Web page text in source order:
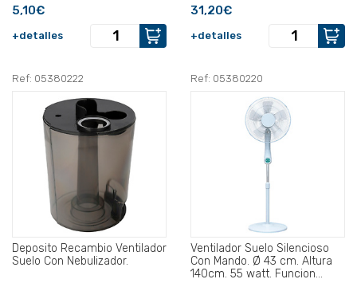
5,10€
+detalles
31,20€
+detalles
Ref: 05380222
Deposito Recambio Ventilador
Suelo Con Nebulizador.
Ref: 05380220
Ventilador Suelo Silencioso
Con Mando. Ø 43 cm. Altura
140cm. 55 watt. Funcion